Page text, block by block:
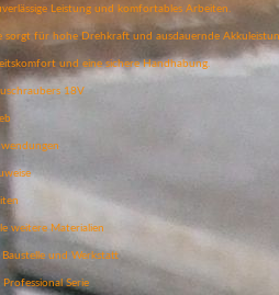
Leistung und komfortables Arbeiten.
sorgt für hohe Drehkraft und ausdauernde
und eine sichere Handhabung.
18V
weitere Materialien
und Werkstatt
Serie